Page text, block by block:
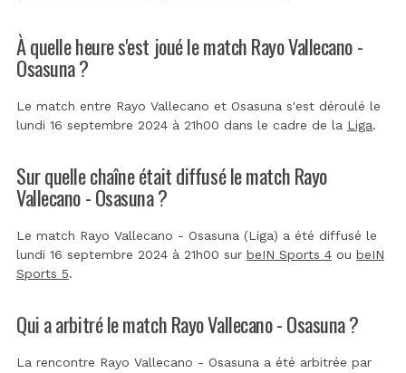
À quelle heure s'est joué le match Rayo Vallecano -
Osasuna ?
Le match entre Rayo Vallecano et Osasuna s'est déroulé le
lundi 16 septembre 2024 à 21h00 dans le cadre de la Liga.
Sur quelle chaîne était diffusé le match Rayo
Vallecano - Osasuna ?
Le match Rayo Vallecano - Osasuna (Liga) a été diffusé le
lundi 16 septembre 2024 à 21h00 sur beIN Sports 4 ou beIN
Sports 5.
Qui a arbitré le match Rayo Vallecano - Osasuna ?
La rencontre Rayo Vallecano - Osasuna a été arbitrée par